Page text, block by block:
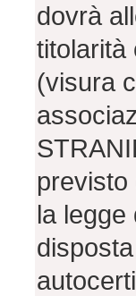
dovrà
titolarità
(visura
previsto
la legge